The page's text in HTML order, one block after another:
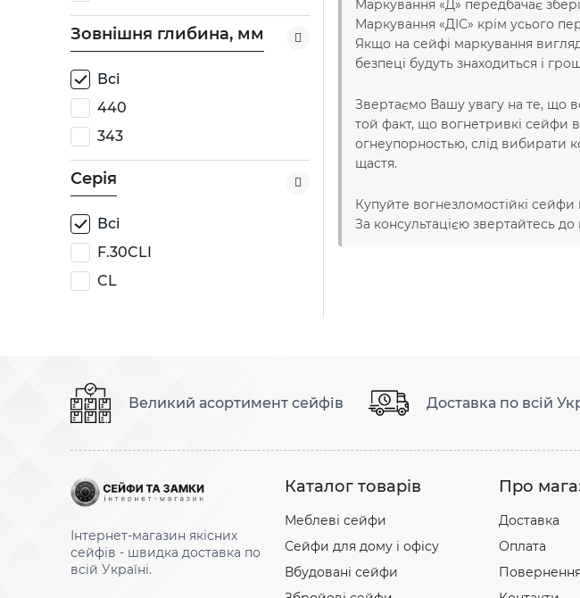
Зовнішня глибина, мм
Всі
440
343
Серія
Всі
F.30CLI
CL
Маркування «Д» передбачає
Маркування «ДІС» крім усього
Якщо на сейфі маркування
безпеці будуть знаходиться і
Звертаємо Вашу увагу на те, що
той факт, що вогнетривкі сейфи
огнеупорностью, слід вибирати
щастя.
Купуйте вогнезломостійкі сейфи
За консультацією звертайтесь
Великий асортимент сейфів Доставка по всій
Інтернет-магазин якісних
сейфів - швидка доставка по
всій Україні.
Каталог товарів
Меблеві сейфи
Сейфи для дому і офісу
Вбудовані сейфи
Про
Доставка
Оплата